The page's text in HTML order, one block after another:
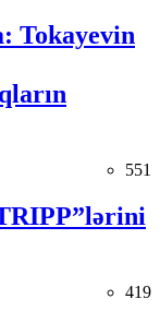
Tokayevin
551
419